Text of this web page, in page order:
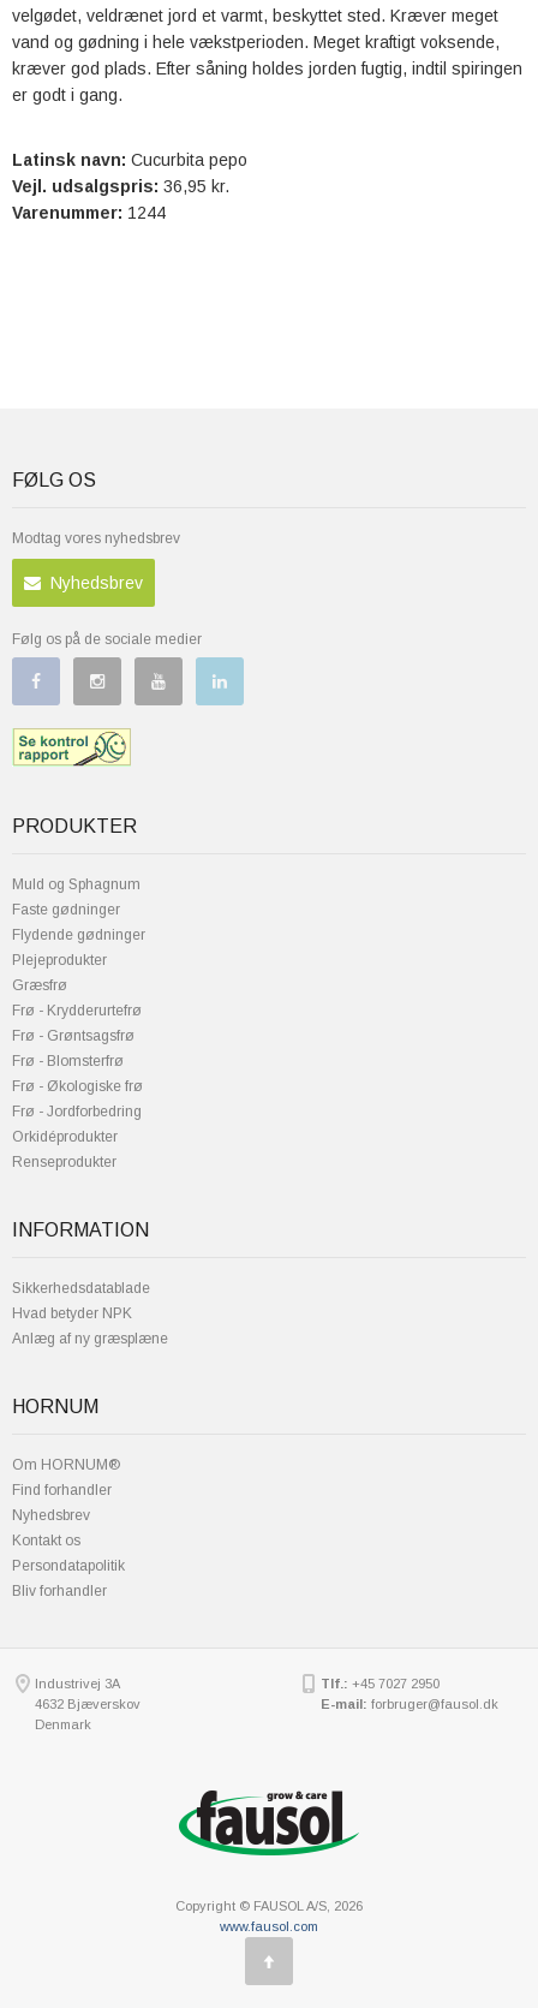
velgødet, veldrænet jord et varmt, beskyttet sted. Kræver meget
vand og gødning i hele vækstperioden. Meget kraftigt voksende,
kræver god plads. Efter såning holdes jorden fugtig, indtil spiringen
er godt i gang.
Latinsk navn: Cucurbita pepo
Vejl. udsalgspris: 36,95 kr.
Varenummer: 1244
FØLG OS
Modtag vores nyhedsbrev
Nyhedsbrev
Følg os på de sociale medier
PRODUKTER
Muld og Sphagnum
Faste gødninger
Flydende gødninger
Plejeprodukter
Græsfrø
Frø - Krydderurtefrø
Frø - Grøntsagsfrø
Frø - Blomsterfrø
Frø - Økologiske frø
Frø - Jordforbedring
Orkidéprodukter
Renseprodukter
INFORMATION
Sikkerhedsdatablade
Hvad betyder NPK
Anlæg af ny græsplæne
HORNUM
Om HORNUM®
Find forhandler
Nyhedsbrev
Kontakt os
Persondatapolitik
Bliv forhandler
Industrivej 3A
4632 Bjæverskov
Denmark
Tlf.: +45 7027 2950
E-mail: forbruger@fausol.dk
Copyright © FAUSOL A/S, 2026
www.fausol.com